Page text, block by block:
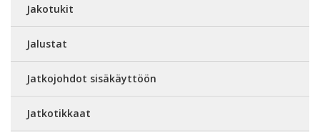
Jakotukit
Jalustat
Jatkojohdot sisäkäyttöön
Jatkotikkaat